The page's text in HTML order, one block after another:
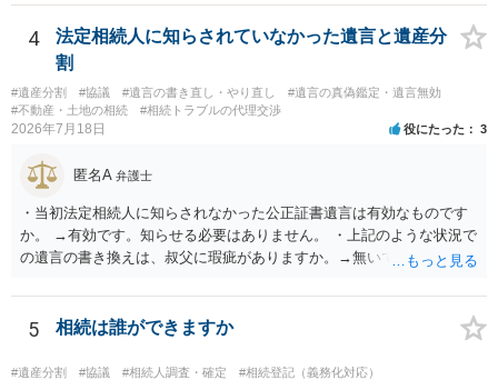
能と思われます。時間が思った以上にないので必要書類をてきぱきと
揃える必要があります。その点是非御注意ください。
4
法定相続人に知らされていなかった遺言と遺産分
割
#遺産分割 #協議 #遺言の書き直し・やり直し
#遺言の真偽鑑定・遺言無効
#不動産・土地の相続
#相続トラブルの代理交渉
2026年7月18日 役にたった 3
匿名A 弁護士
・当初法定相続人に知らされなかった公正証書遺言は有効なものです
か。 →有効です。知らせる必要はありません。 ・上記のような状況で
の遺言の書き換えは、叔父に瑕疵がありますか。→無いです。 ・分割
ますか。 →本人が自由に決められますので、どこが妥当とは言えない
です。客観的な基準もありません。 ・できれば穏やかに、分割を拒否
することはできますか。 →分割を拒否するということは、遺産はいら
ないということでしょうか。遺言で、受取を指定されててもいらない
5 相続は誰ができますか
#遺産分割 #協議 #相続人調査・確定
#相続登記（義務化対応）